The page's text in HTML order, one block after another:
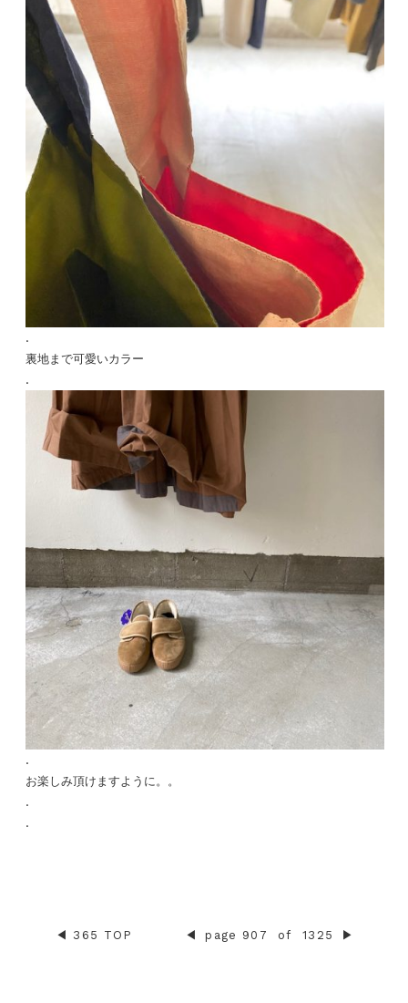
.
裏地まで可愛いカラー
.
.
お楽しみ頂けますように。。
.
.
◀︎ 365 TOP ◀︎ page 907 of 1325 ▶︎